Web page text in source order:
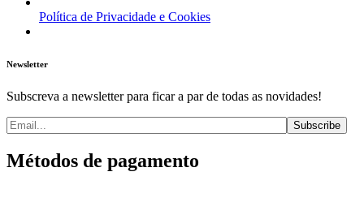
Política de Privacidade e Cookies
Newsletter
Subscreva a newsletter para ficar a par de todas as novidades!
Métodos de pagamento